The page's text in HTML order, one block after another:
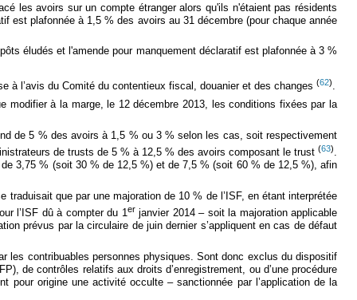
les avoirs sur un compte étranger alors qu'ils n'étaient pas résidents
est plafonnée à 1,5 % des avoirs au 31 décembre (pour chaque année
éludés et l'amende pour manquement déclaratif est plafonnée à 3 %
à l’avis du Comité du contentieux fiscal, douanier et des changes (62).
modifier à la marge, le 12 décembre 2013, les conditions fixées par la
de 5 % des avoirs à 1,5 % ou 3 % selon les cas, soit respectivement
de trusts de 5 % à 12,5 % des avoirs composant le trust (63)
3,75 % (soit 30 % de 12,5 %) et de 7,5 % (soit 60 % de 12,5 %), afin
traduisait que par une majoration de 10 % de l’ISF, en étant interprétée
l’ISF dû à compter du 1 er janvier 2014 – soit la majoration applicable
prévus par la circulaire de juin dernier s’appliquent en cas de défaut
les contribuables personnes physiques. Sont donc exclus du dispositif
de contrôles relatifs aux droits d’enregistrement, ou d’une procédure
pour origine une activité occulte – sanctionnée par l’application de la